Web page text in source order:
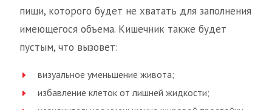
пищи, которого будет не хватать для заполнения
имеющегося объема. Кишечник также будет
пустым, что вызовет:
визуальное уменьшение живота;
избавление клеток от лишней жидкости;